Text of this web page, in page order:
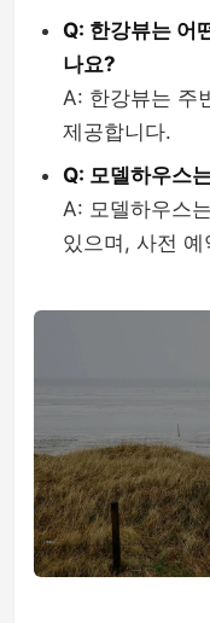
Q: 한강뷰는 어
나요?
A: 한강뷰는 주
제공합니다.
Q: 모델하우스
A: 모델하우스
있으며, 사전